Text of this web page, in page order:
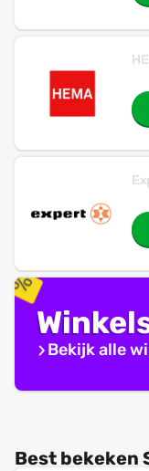
Bekijk alle
Best bekeken